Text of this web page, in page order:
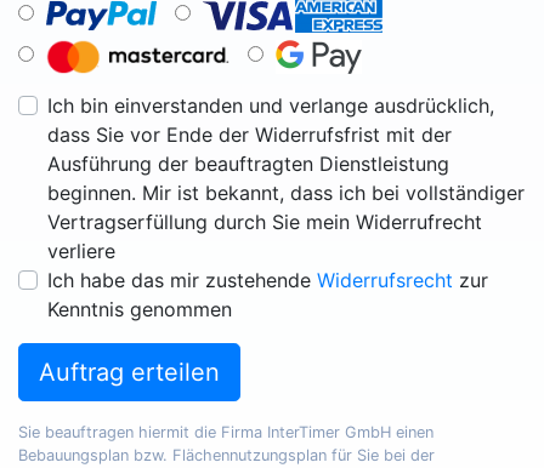
Ich bin einverstanden und verlange ausdrücklich,
dass Sie vor Ende der Widerrufsfrist mit der
Ausführung der beauftragten Dienstleistung
beginnen. Mir ist bekannt, dass ich bei vollständiger
Vertragserfüllung durch Sie mein Widerrufrecht
verliere
Ich habe das mir zustehende Widerrufsrecht zur
Kenntnis genommen
Auftrag erteilen
Sie beauftragen hiermit die Firma InterTimer GmbH einen
Bebauungsplan bzw. Flächennutzungsplan für Sie bei der